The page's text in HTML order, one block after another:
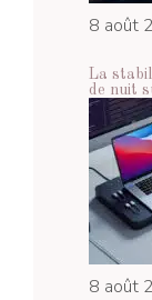
8 août
La
de nuit
8 août